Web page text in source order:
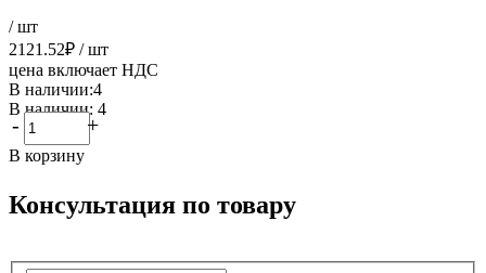
/ шт
2121.52₽ / шт
цена включает НДС
В наличии:4
В наличии: 4
- +
В корзину
Консультация по товару